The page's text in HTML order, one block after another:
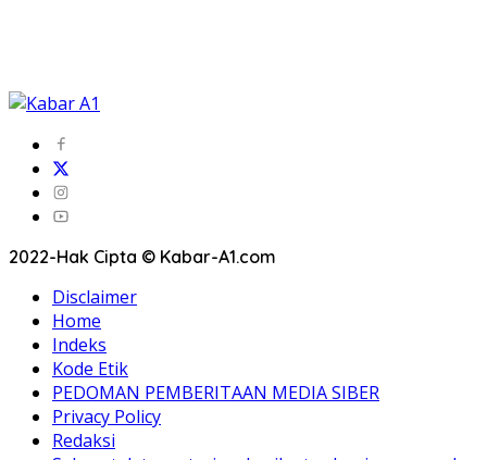
2022-Hak Cipta © Kabar-A1.com
Disclaimer
Home
Indeks
Kode Etik
PEDOMAN PEMBERITAAN MEDIA SIBER
Privacy Policy
Redaksi